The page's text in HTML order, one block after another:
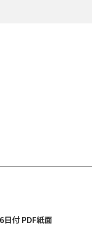
日付 PDF紙面